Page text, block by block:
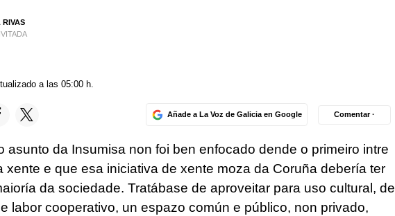
RIVAS
a las 05:00 h.
Añade a La Voz de Galicia en Google Comentar ·
asunto da Insumisa non foi ben enfocado dende o primeiro intre
xente e que esa iniciativa de xente moza da Coruña debería ter
da sociedade. Tratábase de aproveitar para uso cultural, de
labor cooperativo, un espazo común e público, non privado,